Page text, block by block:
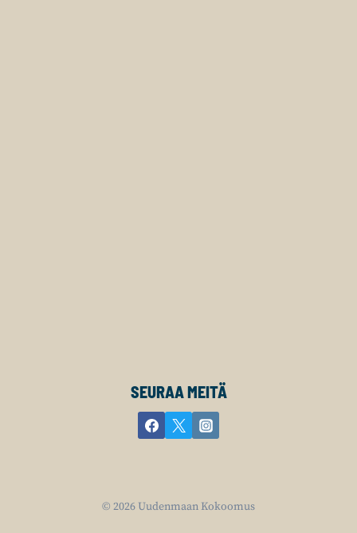
SEURAA MEITÄ
© 2026 Uudenmaan Kokoomus